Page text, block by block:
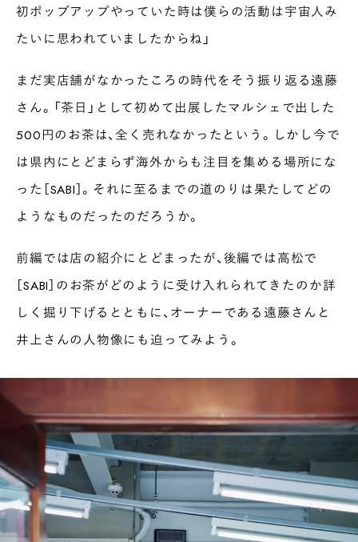
初ポップアップやっていた時は僕らの活動は宇宙人み
たいに思われていましたからね」
まだ実店舗がなかったころの時代をそう振り返る遠藤
さん。「茶日」として初めて出展したマルシェで出した
500円のお茶は、全く売れなかったという。しかし今で
は県内にとどまらず海外からも注目を集める場所にな
った［SABI］。それに至るまでの道のりは果たしてどの
ようなものだったのだろうか。
前編では店の紹介にとどまったが、後編では高松で
［SABI］のお茶がどのように受け入れられてきたのか詳
しく掘り下げるとともに、オーナーである遠藤さんと
井上さんの人物像にも迫ってみよう。